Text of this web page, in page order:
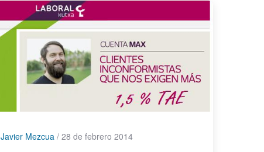
Javier Mezcua / 28 de febrero 2014